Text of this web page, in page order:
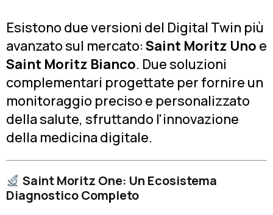
Esistono due versioni del Digital Twin più
avanzato sul mercato: Saint Moritz Uno e
Saint Moritz Bianco. Due soluzioni
complementari progettate per fornire un
monitoraggio preciso e personalizzato
della salute, sfruttando l'innovazione
della medicina digitale.
Saint Moritz One: Un Ecosistema
Diagnostico Completo